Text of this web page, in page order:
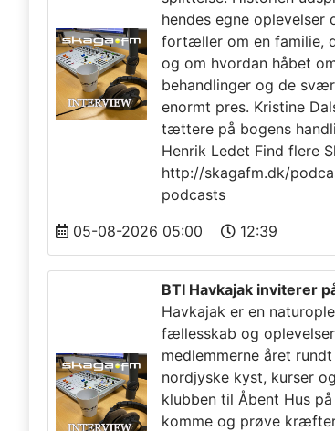
hendes egne oplevelser
fortæller om en familie,
og om hvordan håbet
behandlinger og de
enormt pres. Kristine
tættere på bogens
Henrik Ledet Find flere
http://skagafm.dk/
podcasts
05-08-2026 05:00 12:39
BTI Havkajak inviterer
Havkajak er en
fællesskab og
medlemmerne året
nordjyske kyst, kurser
klubben til Åbent Hus
komme og prøve